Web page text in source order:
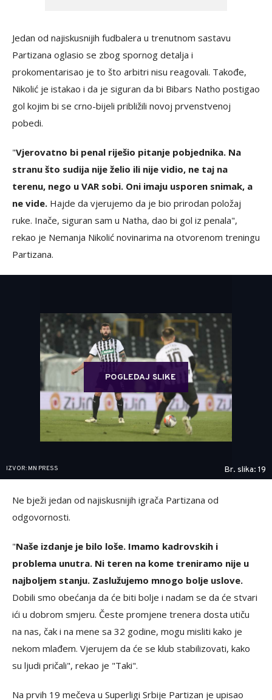
Jedan od najiskusnijih fudbalera u trenutnom sastavu
Partizana oglasio se zbog spornog detalja i
prokomentarisao je to što arbitri nisu reagovali. Takođe,
Nikolić je istakao i da je siguran da bi Bibars Natho postigao
gol kojim bi se crno-bijeli približili novoj prvenstvenoj
pobedi.
"Vjerovatno bi penal riješio pitanje pobjednika. Na
stranu što sudija nije želio ili nije vidio, ne taj na
terenu, nego u VAR sobi. Oni imaju usporen snimak, a
ne vide. Hajde da vjerujemo da je bio prirodan položaj
ruke. Inače, siguran sam u Natha, dao bi gol iz penala",
rekao je Nemanja Nikolić novinarima na otvorenom treningu
Partizana.
POGLEDAJ SLIKE
IZVOR: MN PRESS Br. slika: 19
Ne bježi jedan od najiskusnijih igrača Partizana od
odgovornosti.
"Naše izdanje je bilo loše. Imamo kadrovskih i
problema unutra. Ni teren na kome treniramo nije u
najboljem stanju. Zaslužujemo mnogo bolje uslove.
Dobili smo obećanja da će biti bolje i nadam se da će stvari
ići u dobrom smjeru. Česte promjene trenera dosta utiču
na nas, čak i na mene sa 32 godine, mogu misliti kako je
nekom mlađem. Vjerujem da će se klub stabilizovati, kako
su ljudi pričali", rekao je "Taki".
Na prvih 19 mečeva u Superligi Srbije Partizan je upisao